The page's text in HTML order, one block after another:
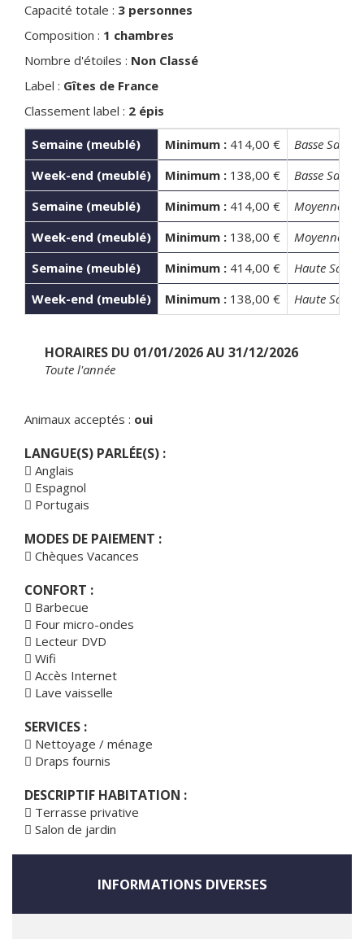
Capacité totale : 3 personnes
Composition : 1 chambres
Nombre d'étoiles : Non Classé
Label : Gîtes de France
Classement label : 2 épis
Semaine (meublé) Minimum : 414,00 €
Basse Saison
Week-end (meublé)
Minimum : 138,00 €
Basse Saison
Semaine (meublé)
Minimum : 414,00 €
Moyenne
Week-end (meublé)
Minimum : 138,00 €
Moyenne
Semaine (meublé)
Minimum : 414,00 €
Haute Saison
Week-end (meublé)
Minimum : 138,00 € Haute Saison
HORAIRES DU 01/01/2026 AU 31/12/2026
Toute l'année
Animaux acceptés : oui
LANGUE(S) PARLÉE(S) :
Anglais
Espagnol
Portugais
MODES DE PAIEMENT :
Chèques Vacances
CONFORT :
Barbecue
Four micro-ondes
Lecteur DVD
Wifi
Accès Internet
Lave vaisselle
SERVICES :
Nettoyage / ménage
Draps fournis
DESCRIPTIF HABITATION :
Terrasse privative
Salon de jardin
INFORMATIONS DIVERSES